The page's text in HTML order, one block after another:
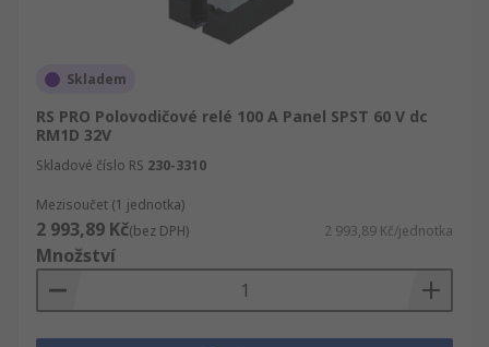
Skladem
RS PRO Polovodičové relé 100 A Panel SPST 60 V dc
RM1D 32V
Skladové číslo RS 230-3310
Mezisoučet (1 jednotka)
2 993,89 Kč(bez DPH) 2 993,89 Kč/jednotka
Množství